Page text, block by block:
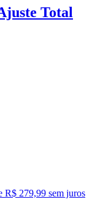
Total
R$ 279,99 sem juros